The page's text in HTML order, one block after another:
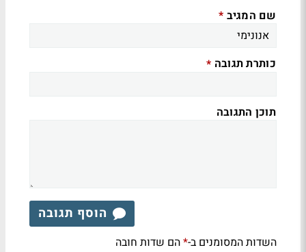
שם המגיב *
כותרת תגובה *
תוכן התגובה
הוסף תגובה
השדות המסומנים ב-*הם שדות חובה